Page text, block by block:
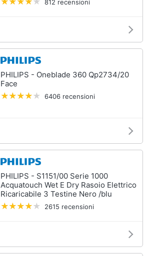
812 recensioni
PHILIPS - Oneblade 360 Qp2734/20
Face
6406 recensioni
PHILIPS - S1151/00 Serie 1000
Acquatouch Wet E Dry Rasoio Elettrico
Ricaricabile 3 Testine Nero /blu
2615 recensioni